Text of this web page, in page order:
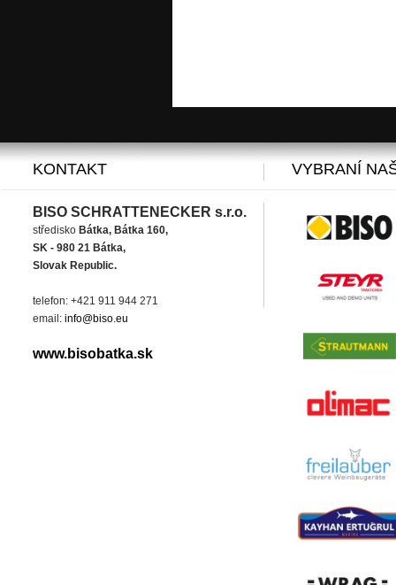
KONTAKT
BISO SCHRATTENECKER s.r.o.
středisko Bátka, Bátka 160,
SK - 980 21 Bátka,
Slovak Republic.
telefon: +421 911 944 271
email: info@biso.eu
www.bisobatka.sk
VYBRANÍ